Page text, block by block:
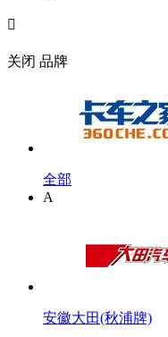

关闭 品牌
全部
A
安徽大田(秋浦牌)